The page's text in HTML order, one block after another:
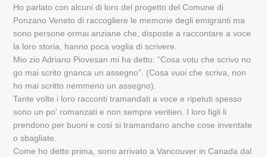
Ho parlato con alcuni di loro del progetto del Comune di
Ponzano Veneto di raccogliere le memorie degli emigranti ma
sono persone ormai anziane che, disposte a raccontare a voce
la loro storia, hanno poca voglia di scrivere.
Mio zio Adriano Piovesan mi ha detto: “Cosa votu che scrivo no
go mai scrito gnanca un assegno”. (Cosa vuoi che scriva, non
ho mai scritto nemmeno un assegno).
Tante volte i loro racconti tramandati a voce e ripetuti spesso
sono un po' romanzati e non sempre veritieri. I loro figli li
prendono per buoni e così si tramandano anche cose inventate
o sbagliate.
Come ho detto prima, sono arrivato a Vancouver in Canada dal